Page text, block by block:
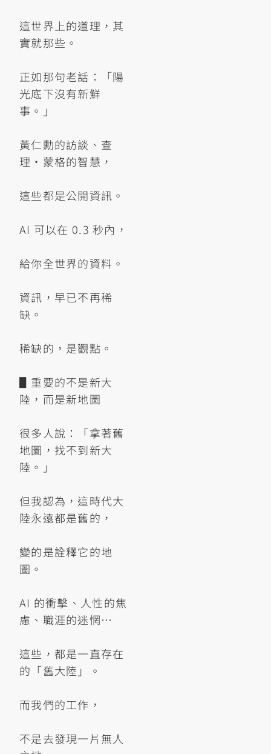
這世界上的道理，其
實就那些。
正如那句老話：「陽
光底下沒有新鮮
事。」
黃仁勳的訪談、查
理・蒙格的智慧，
這些都是公開資訊。
AI 可以在 0.3 秒內，
給你全世界的資料。
資訊，早已不再稀
缺。
稀缺的，是觀點。
▋重要的不是新大
陸，而是新地圖
很多人說：「拿著舊
地圖，找不到新大
陸。」
但我認為，這時代大
陸永遠都是舊的，
變的是詮釋它的地
圖。
AI 的衝擊、人性的焦
慮、職涯的迷惘…
這些，都是一直存在
的「舊大陸」。
而我們的工作，
不是去發現一片無人